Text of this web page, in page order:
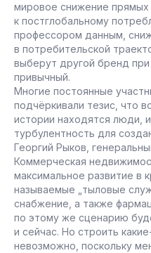
мировое снижение прямых
к постглобальному
профессором данным,
в потребительской
выберут другой бренд
привычный.
Многие постоянные
подчёркивали тезис, что
истории находятся люди,
турбулентность для
Георгий Рыков,
Коммерческая
максимальное развитие в
называемые „тыловые
снабжение, а также
по этому же сценарию
и сейчас. Но строить
невозможно, поскольку